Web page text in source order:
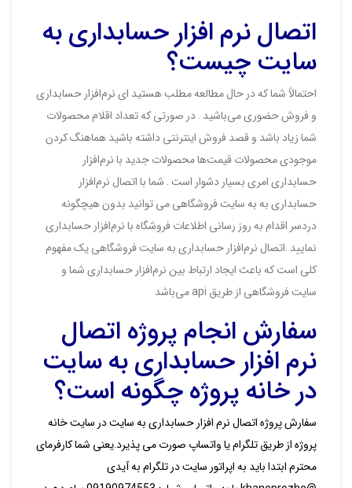
اتصال نرم افزار حسابداری به
سایت چیست؟
احتمالاً شما که در حال مطالعه مطلب هستید ای نرم‌افزار حسابداری
و فروش حضوری می‌باشید . در صورتی که تعداد اقلام محصولات
شما زیاد باشد و قصد فروش اینترنتی داشته باشید هماهنگ کردن
موجودی محصولات قیمت‌ها محصولات جدید با نرم‌افزار
حسابداری امری بسیار دشوار است . شما با اتصال نرم‌افزار
حسابداری به به سایت فروشگاهی می توانید بدون هیچگونه
دردسر اقدام به روز رسانی اطلاعات فروشگاه با نرم‌افزار حسابداری
نمایید .اتصال نرم‌افزار حسابداری به سایت فروشگاهی یک مفهوم
کلی است که باعث ایجاد ارتباط بین نرم‌افزار حسابداری شما و
سایت فروشگاهی از طریق api می‌باشد
سفارش انجام پروژه اتصال
نرم افزار حسابداری به سایت
در خانه پروژه چگونه است؟
سفارش پروژه اتصال نرم افزار حسابداری به سایت در سایت خانه
پروژه از طریق تلگرام یا واتساپ صورت می پذیرد.یعنی شما کارفرمای
محترم ابتدا باید به اپراتور سایت در تلگرام به آیدی